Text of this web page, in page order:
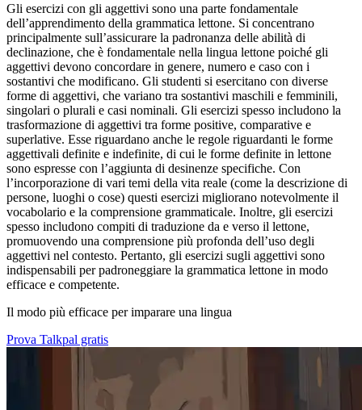
Gli esercizi con gli aggettivi sono una parte fondamentale
dell’apprendimento della grammatica lettone. Si concentrano
principalmente sull’assicurare la padronanza delle abilità di
declinazione, che è fondamentale nella lingua lettone poiché gli
aggettivi devono concordare in genere, numero e caso con i
sostantivi che modificano. Gli studenti si esercitano con diverse
forme di aggettivi, che variano tra sostantivi maschili e femminili,
singolari o plurali e casi nominali. Gli esercizi spesso includono la
trasformazione di aggettivi tra forme positive, comparative e
superlative. Esse riguardano anche le regole riguardanti le forme
aggettivali definite e indefinite, di cui le forme definite in lettone
sono espresse con l’aggiunta di desinenze specifiche. Con
l’incorporazione di vari temi della vita reale (come la descrizione di
persone, luoghi o cose) questi esercizi migliorano notevolmente il
vocabolario e la comprensione grammaticale. Inoltre, gli esercizi
spesso includono compiti di traduzione da e verso il lettone,
promuovendo una comprensione più profonda dell’uso degli
aggettivi nel contesto. Pertanto, gli esercizi sugli aggettivi sono
indispensabili per padroneggiare la grammatica lettone in modo
efficace e competente.
Il modo più efficace per imparare una lingua
Prova Talkpal gratis